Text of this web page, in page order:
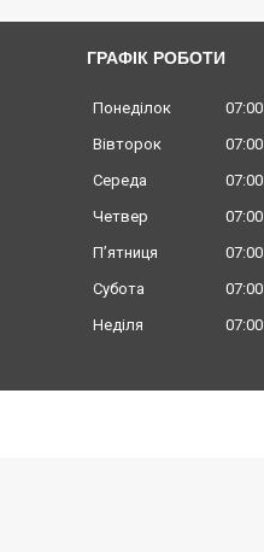
ГРАФІК РОБОТИ
Понеділок 07:00
Вівторок
07:00
Середа
07:00
Четвер
07:00
Пʼятниця
07:00
Субота
07:00
Неділя
07:00